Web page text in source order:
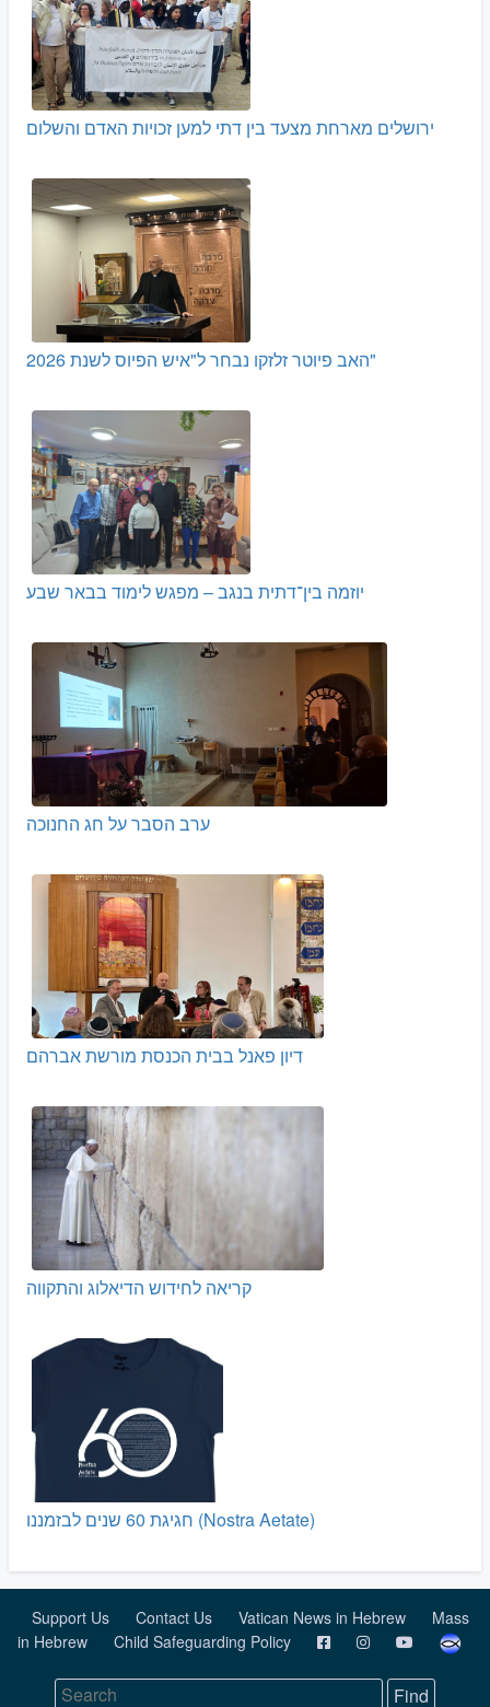
ירושלים מארחת מצעד בין דתי למען זכויות האדם והשלום
האב פיוטר זלזקו נבחר ל"איש הפיוס לשנת 2026"
יוזמה בין־דתית בנגב – מפגש לימוד בבאר שבע
ערב הסבר על חג החנוכה
דיון פאנל בבית הכנסת מורשת אברהם
קריאה לחידוש הדיאלוג והתקווה
חגיגת 60 שנים לבזמננו (Nostra Aetate)
Support Us Contact Us Vatican News in Hebrew
Mass
in Hebrew
Child Safeguarding Policy